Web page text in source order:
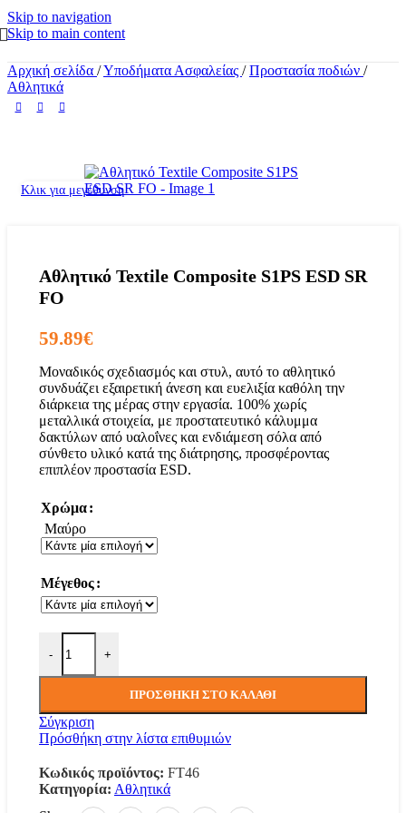
Skip to navigation
Skip to main content
Αρχική σελίδα /Υποδήματα Ασφαλείας / Προστασία ποδιών /
Αθλητικά
Κλικ για μεγέθυνση
Αθλητικό Textile Composite S1PS ESD SR
FO
59.89€
Μοναδικός σχεδιασμός και στυλ, αυτό το αθλητικό
συνδυάζει εξαιρετική άνεση και ευελιξία καθόλη την
διάρκεια της μέρας στην εργασία. 100% χωρίς
μεταλλικά στοιχεία, με προστατευτικό κάλυμμα
δακτύλων από υαλοΐνες και ενδιάμεση σόλα από
σύνθετο υλικό κατά της διάτρησης, προσφέροντας
επιπλέον προστασία ESD.
Χρώμα
Μαύρο
Μέγεθος
-
Αθλητικό Textile Composite S1PS ESD SR FO ποσότητα
+
ΠΡΟΣΘΉΚΗ ΣΤΟ ΚΑΛΆΘΙ
Σύγκριση
Πρόσθήκη στην λίστα επιθυμιών
Κωδικός προϊόντος: FT46
Κατηγορία: Αθλητικά